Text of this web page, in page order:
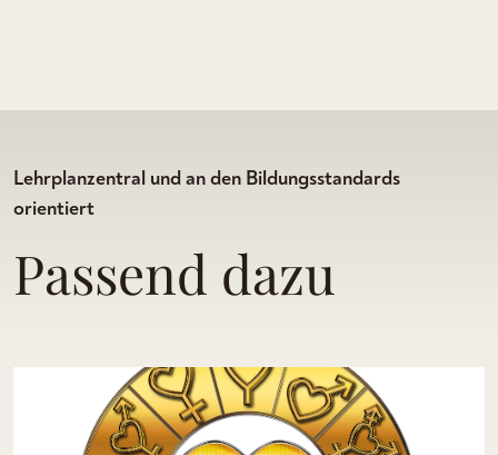
Lehrplanzentral und an den Bildungsstandards
orientiert
Passend dazu